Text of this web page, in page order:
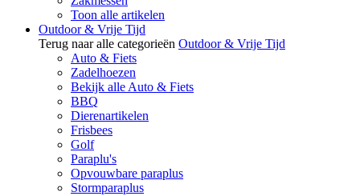
Toon alle artikelen
Outdoor & Vrije Tijd
Terug naar alle categorieën Outdoor & Vrije Tijd
Auto & Fiets
Zadelhoezen
Bekijk alle Auto & Fiets
BBQ
Dierenartikelen
Frisbees
Golf
Paraplu's
Opvouwbare paraplus
Stormparaplus